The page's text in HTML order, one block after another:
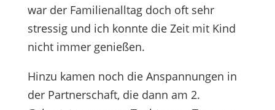
war der Familienalltag doch oft sehr
stressig und ich konnte die Zeit mit Kind
nicht immer genießen.
Hinzu kamen noch die Anspannungen in
der Partnerschaft, die dann am 2.